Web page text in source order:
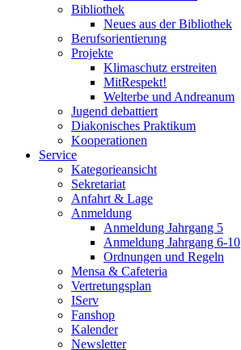
Bibliothek
Neues aus der Bibliothek
Berufsorientierung
Projekte
Klimaschutz erstreiten
MitRespekt!
Welterbe und Andreanum
Jugend debattiert
Diakonisches Praktikum
Kooperationen
Service
Kategorieansicht
Sekretariat
Anfahrt & Lage
Anmeldung
Anmeldung Jahrgang 5
Anmeldung Jahrgang 6-10
Ordnungen und Regeln
Mensa & Cafeteria
Vertretungsplan
IServ
Fanshop
Kalender
Newsletter